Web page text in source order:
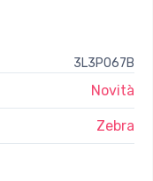
3L3P067B
Novità
Zebra